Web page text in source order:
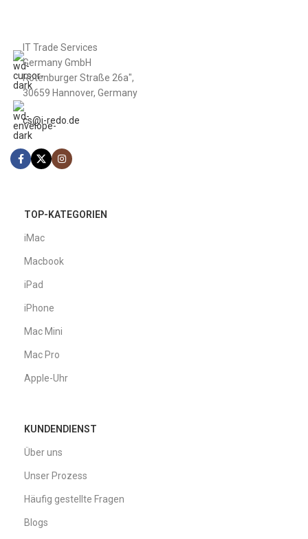
IT Trade Services
Germany GmbH
Rotenburger Straße 26a",
30659 Hannover, Germany
cs@i-redo.de
TOP-KATEGORIEN
iMac
Macbook
iPad
iPhone
Mac Mini
Mac Pro
Apple-Uhr
KUNDENDIENST
Über uns
Unser Prozess
Häufig gestellte Fragen
Blogs